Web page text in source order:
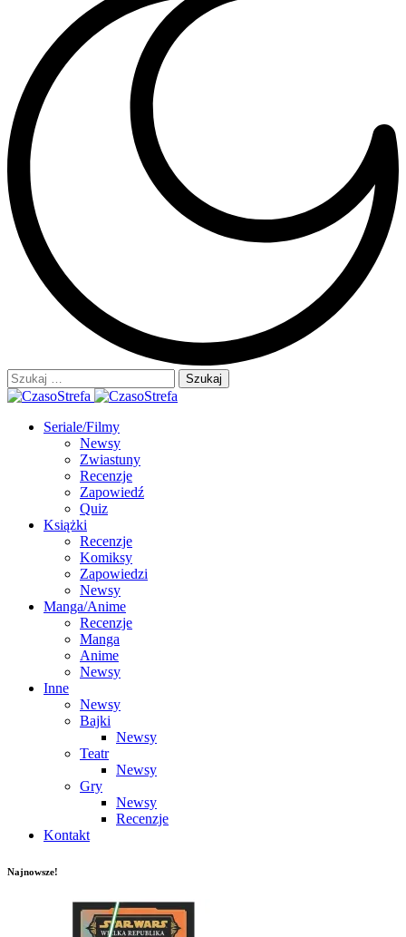
Szukaj:
Seriale/Filmy
Newsy
Zwiastuny
Recenzje
Zapowiedź
Quiz
Książki
Recenzje
Komiksy
Zapowiedzi
Newsy
Manga/Anime
Recenzje
Manga
Anime
Newsy
Inne
Newsy
Bajki
Newsy
Teatr
Newsy
Gry
Newsy
Recenzje
Kontakt
Najnowsze!